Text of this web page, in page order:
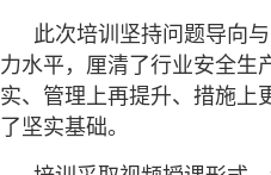
此次培训坚持问题导向
力水平，厘清了行业安全生
实、管理上再提升、措施上
了坚实基础。